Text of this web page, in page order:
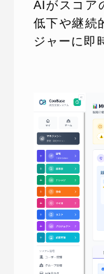
AIがスコア
低下や継続
ジャーに即